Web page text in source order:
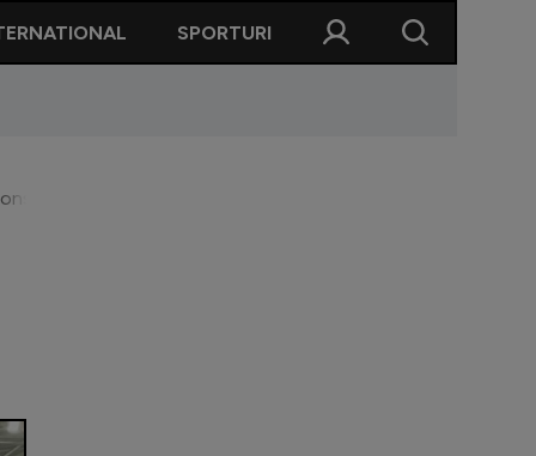
SPORTURI
Ce banner au afișat și ce a spus crainicul